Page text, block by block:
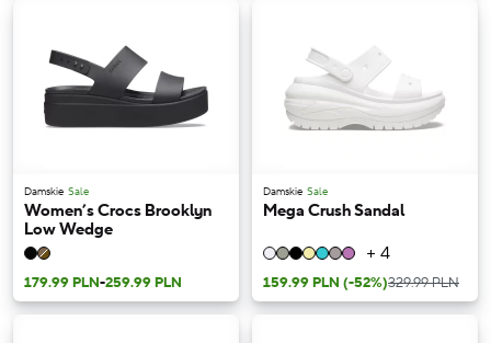
Damskie Sale
Women’s Crocs Brooklyn
Low Wedge
179.99 PLN-259.99 PLN
Damskie Sale
Mega Crush Sandal
+ 4
159.99 PLN (-52%)329.99 PLN